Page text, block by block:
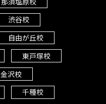
渋谷校
自由が丘校
東戸塚校
金沢校
千種校